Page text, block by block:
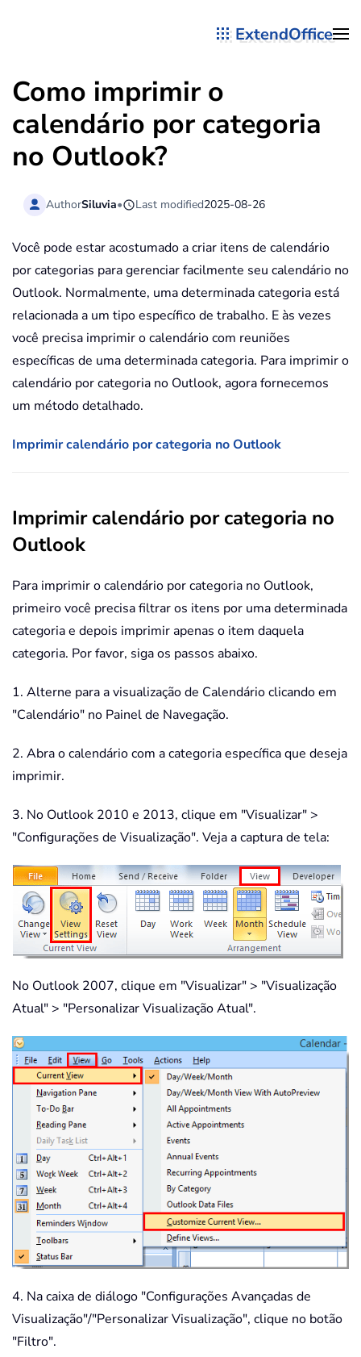
ExtendOffice
Como imprimir o
calendário por categoria
no Outlook?
AuthorSiluvia• Last modified2025-08-26
Você pode estar acostumado a criar itens de calendário
por categorias para gerenciar facilmente seu calendário no
Outlook. Normalmente, uma determinada categoria está
relacionada a um tipo específico de trabalho. E às vezes
você precisa imprimir o calendário com reuniões
específicas de uma determinada categoria. Para imprimir o
calendário por categoria no Outlook, agora fornecemos
um método detalhado.
Imprimir calendário por categoria no Outlook
Imprimir calendário por categoria no
Outlook
Para imprimir o calendário por categoria no Outlook,
primeiro você precisa filtrar os itens por uma determinada
categoria e depois imprimir apenas o item daquela
categoria. Por favor, siga os passos abaixo.
1. Alterne para a visualização de Calendário clicando em
"Calendário" no Painel de Navegação.
2. Abra o calendário com a categoria específica que deseja
imprimir.
3. No Outlook 2010 e 2013, clique em "Visualizar" >
"Configurações de Visualização". Veja a captura de tela:
No Outlook 2007, clique em "Visualizar" > "Visualização
Atual" > "Personalizar Visualização Atual".
4. Na caixa de diálogo "Configurações Avançadas de
Visualização"/"Personalizar Visualização", clique no botão
"Filtro".